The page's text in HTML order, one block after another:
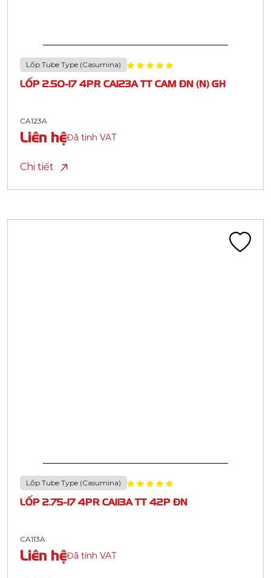
Lốp Tube Type (Casumina)
LỐP 2.50-17 4PR CA123A TT CAM ĐN (N) GH
CA123A
Liên hệĐã tính VAT
Chi tiết
Lốp Tube Type (Casumina)
LỐP 2.75-17 4PR CA113A TT 42P ĐN
CA113A
Liên hệĐã tính VAT